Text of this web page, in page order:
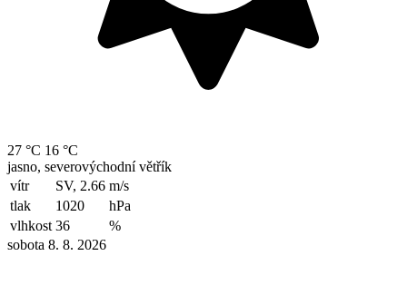
27 °C 16 °C
jasno, severovýchodní větřík
vítr
SV, 2.66 m/s
tlak
1020
hPa
vlhkost 36
%
sobota 8. 8. 2026